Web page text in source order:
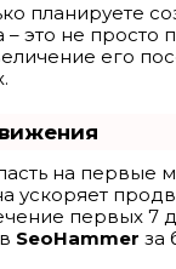
планируете
это не просто
его
на первые
ускоряет
первых 7
SeoHammer за